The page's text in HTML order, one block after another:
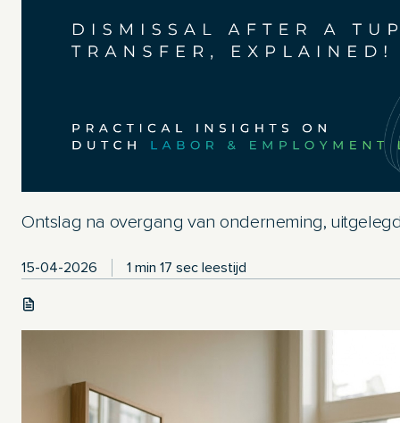
Ontslag na overgang van onderneming,
15-04-2026 1 min 17 sec leestijd